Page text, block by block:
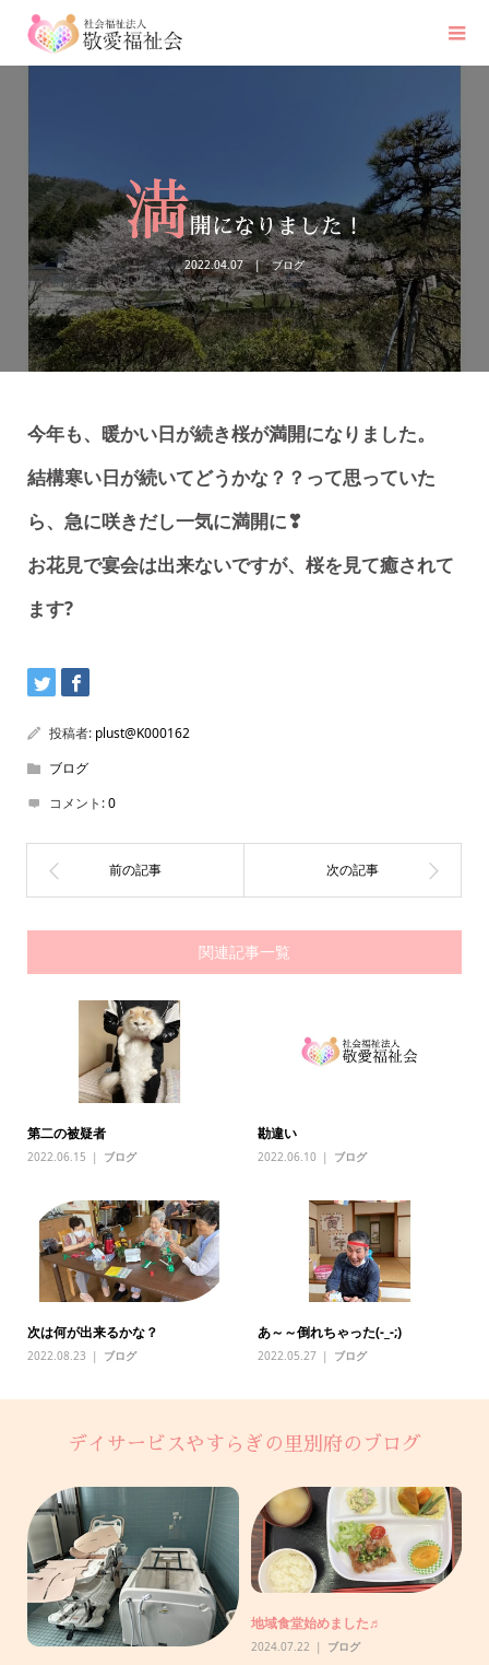
満開になりました！
2022.04.07 ブログ
今年も、暖かい日が続き桜が満開になりました。
結構寒い日が続いてどうかな？？って思っていた
ら、急に咲きだし一気に満開に❣
お花見で宴会は出来ないですが、桜を見て癒されて
ます?
投稿者: plust@K000162
ブログ
コメント:0
関連記事一覧
第二の被疑者
2022.06.15 ブログ
勘違い
2022.06.10 ブログ
次は何が出来るかな？
2022.08.23 ブログ
あ～～倒れちゃった(-_-;)
2022.05.27 ブログ
デイサービスやすらぎの里別府のブログ
地域食堂始めました♬
2024.07.22 ブログ